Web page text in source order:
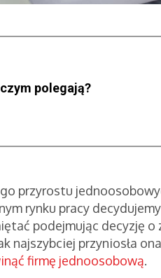
polegają?
przyrostu
rynku pracy
podejmując decyzję o
najszybciej przyniosła
firmę jednoosobową.